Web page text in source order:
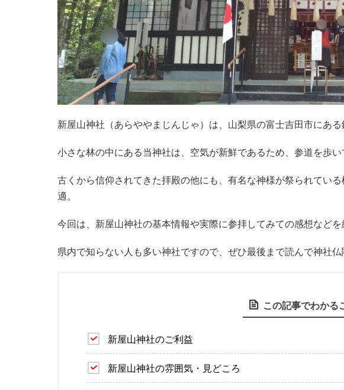
新屋山神社（あらややまじんじゃ）は、山梨県の富士吉田市にある
小さな林の中にある当神社は、空気が新鮮であるため、参道を歩
古くから信仰されてきた拝殿の他にも、有名な神様が祭られてい
適。
今回は、新屋山神社の基本情報や実際に参拝してみての感想などを
県内で知らない人も多い神社ですので、ぜひ最後まで読んで神社
この記事でわかる
新屋山神社のご利益
新屋山神社の雰囲気・見どころ